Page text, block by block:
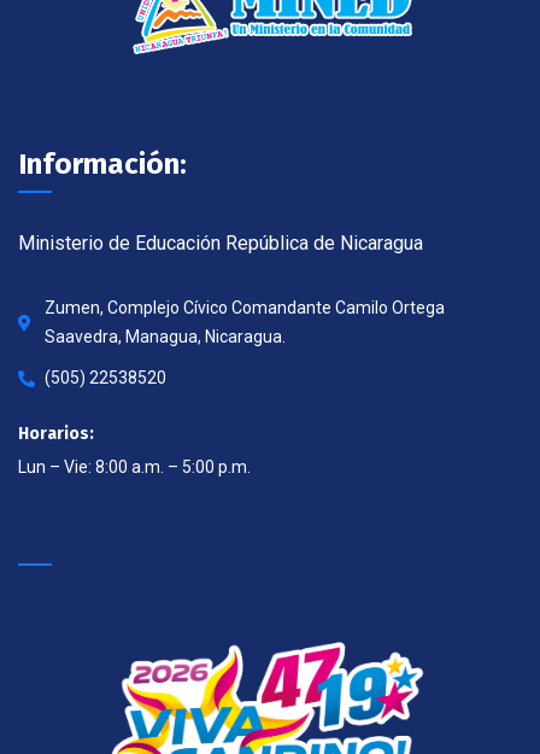
Información:
Ministerio de Educación República de Nicaragua
Zumen, Complejo Cívico Comandante Camilo Ortega
Saavedra, Managua, Nicaragua.
(505) 22538520
Horarios:
Lun – Vie: 8:00 a.m. – 5:00 p.m.